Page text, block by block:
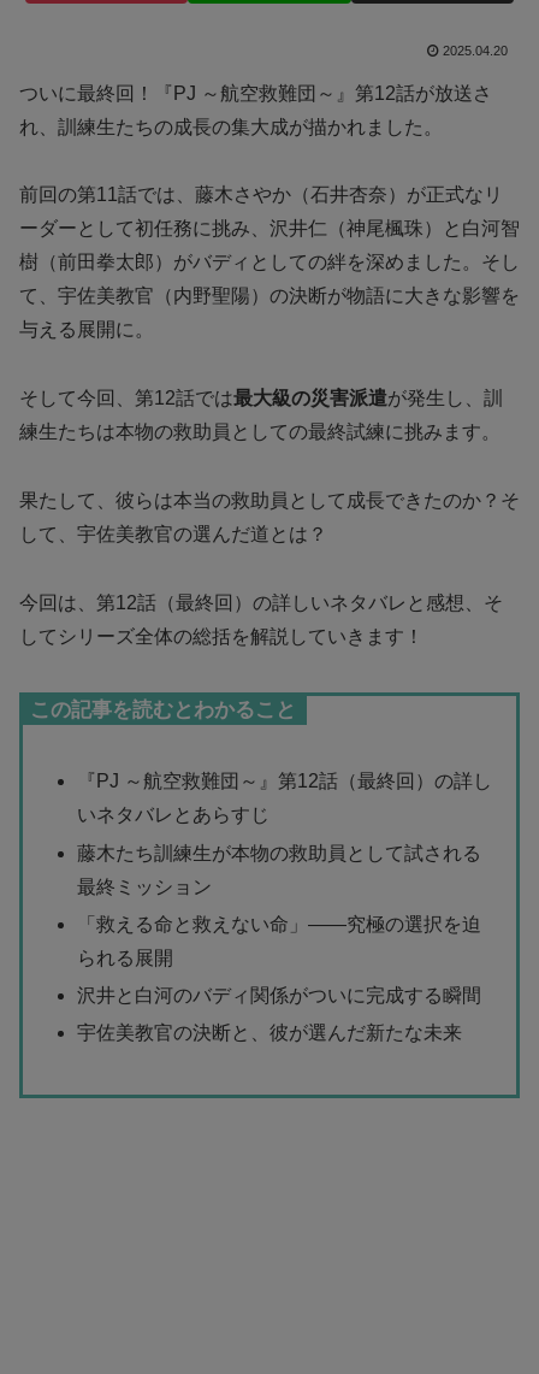
2025.04.20
ついに最終回！『PJ ～航空救難団～』第12話が放送さ
れ、訓練生たちの成長の集大成が描かれました。
前回の第11話では、藤木さやか（石井杏奈）が正式なリ
ーダーとして初任務に挑み、沢井仁（神尾楓珠）と白河智
樹（前田拳太郎）がバディとしての絆を深めました。そし
て、宇佐美教官（内野聖陽）の決断が物語に大きな影響を
与える展開に。
そして今回、第12話では最大級の災害派遣が発生し、訓
練生たちは本物の救助員としての最終試練に挑みます。
果たして、彼らは本当の救助員として成長できたのか？そ
して、宇佐美教官の選んだ道とは？
今回は、第12話（最終回）の詳しいネタバレと感想、そ
してシリーズ全体の総括を解説していきます！
この記事を読むとわかること
『PJ ～航空救難団～』第12話（最終回）の詳し
いネタバレとあらすじ
藤木たち訓練生が本物の救助員として試される
最終ミッション
「救える命と救えない命」――究極の選択を迫
られる展開
沢井と白河のバディ関係がついに完成する瞬間
宇佐美教官の決断と、彼が選んだ新たな未来